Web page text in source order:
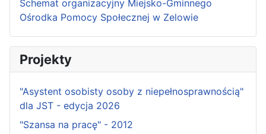
Schemat organizacyjny Miejsko-Gminnego
Ośrodka Pomocy Społecznej w Zelowie
Projekty
"Asystent osobisty osoby z niepełnosprawnością"
dla JST - edycja 2026
"Szansa na pracę" - 2012